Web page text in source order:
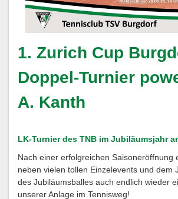
1. Zurich Cup
Doppel-Turnier
A. Kanth
LK-Turnier des TNB im Jubiläumsjahr
Nach einer erfolgreichen Saisoneröffnung
neben vielen tollen Einzelevents und dem
des Jubiläumsballes auch endlich wieder
unserer Anlage im Tennisweg!